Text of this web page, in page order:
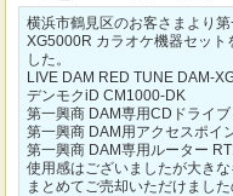
横浜市鶴見区のお客さまより
XG5000R カラオケ機器セット
した。
LIVE DAM RED TUNE DAM-
デンモクiD CM1000-DK
第一興商 DAM専用CDドライ
第一興商 DAM用アクセスポイ
第一興商 DAM専用ルーター
使用感はございましたが大き
まとめてご売却いただけまし